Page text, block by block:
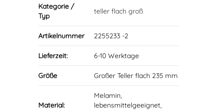
Kategorie /
Typ
teller flach groß
Artikelnummer 2255233 -2
Lieferzeit: 6-10 Werktage
Größe Großer Teller flach 235 mm
Material:
Melamin,
lebensmittelgeeignet,